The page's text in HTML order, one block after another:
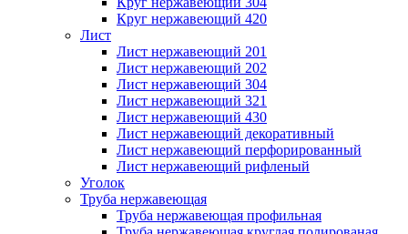
Круг нержавеющий 420
Лист
Лист нержавеющий 201
Лист нержавеющий 202
Лист нержавеющий 304
Лист нержавеющий 321
Лист нержавеющий 430
Лист нержавеющий декоративный
Лист нержавеющий перфорированный
Лист нержавеющий рифленый
Уголок
Труба нержавеющая
Труба нержавеющая профильная